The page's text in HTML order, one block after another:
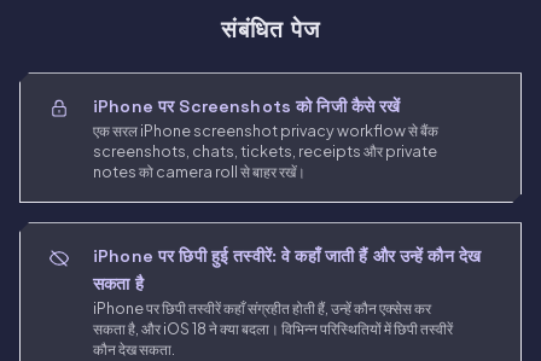
संबंधित पेज
iPhone पर Screenshots को निजी कैसे रखें
एक सरल iPhone screenshot privacy workflow से बैंक
screenshots, chats, tickets, receipts और private
notes को camera roll से बाहर रखें।
iPhone पर छिपी हुई तस्वीरें: वे कहाँ जाती हैं और उन्हें कौन देख
सकता है
iPhone पर छिपी तस्वीरें कहाँ संग्रहीत होती हैं, उन्हें कौन एक्सेस कर
सकता है, और iOS 18 ने क्या बदला। विभिन्न परिस्थितियों में छिपी तस्वीरें
कौन देख सकता.